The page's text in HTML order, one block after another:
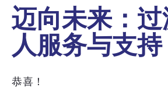
迈向未来：
人服务与支持
恭喜！